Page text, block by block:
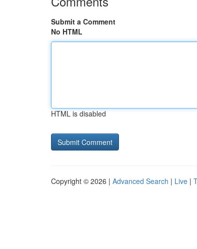
Submit a Comment
No HTML
HTML is disabled
Copyright © 2026 | Advanced Search | Live |